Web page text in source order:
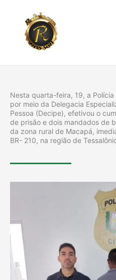
conteúdo
Nesta quarta-feira, 19, a
por meio da Delegacia
Pessoa (Decipe), efetivou o
de prisão e dois mandados de
da zona rural de Macapá,
BR- 210, na região de